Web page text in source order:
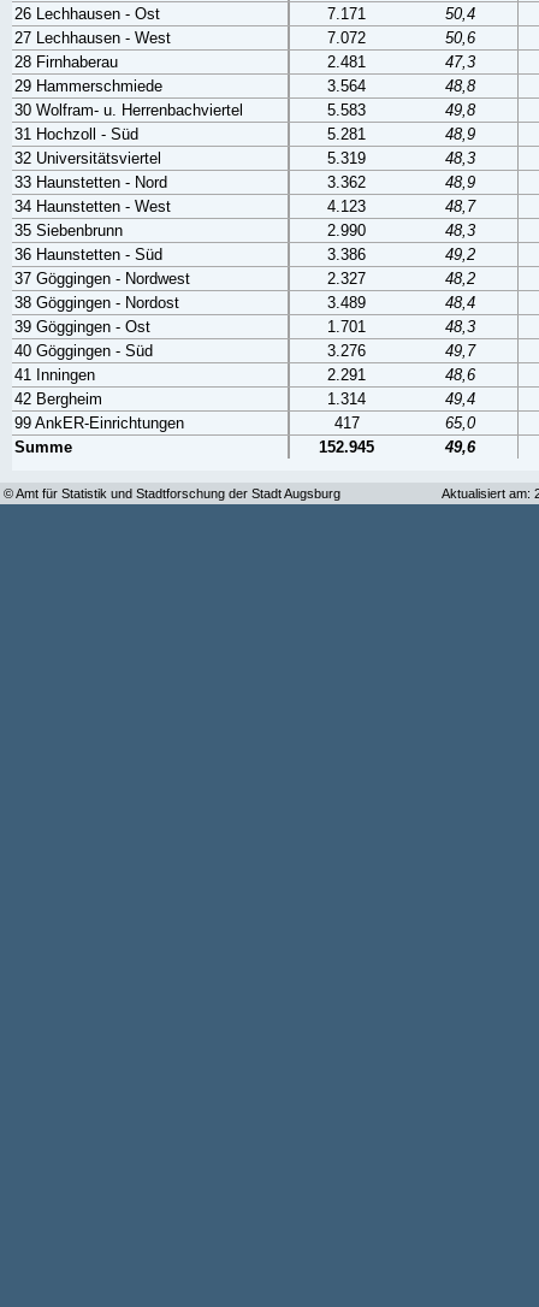
26 Lechhausen - Ost
7.171
50,4
27 Lechhausen - West
7.072
50,6
28 Firnhaberau
2.481
47,3
29 Hammerschmiede
3.564
48,8
30 Wolfram- u. Herrenbachviertel
5.583
49,8
31 Hochzoll - Süd
5.281
48,9
32 Universitätsviertel
5.319
48,3
33 Haunstetten - Nord
3.362
48,9
34 Haunstetten - West
4.123
48,7
35 Siebenbrunn
2.990
48,3
36 Haunstetten - Süd
3.386
49,2
37 Göggingen - Nordwest
2.327
48,2
38 Göggingen - Nordost
3.489
48,4
39 Göggingen - Ost
1.701
48,3
40 Göggingen - Süd
3.276
49,7
41 Inningen
2.291
48,6
42 Bergheim
1.314
49,4
99 AnkER-Einrichtungen
417
65,0
Summe
152.945 49,6
© Amt für Statistik und Stadtforschung der Stadt Augsburg Aktualisiert am: